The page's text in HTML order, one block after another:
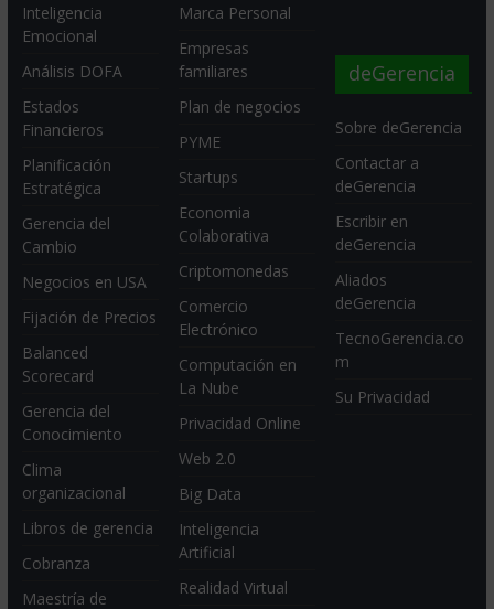
Inteligencia
Emocional
Análisis DOFA
Estados
Financieros
Planificación
Estratégica
Gerencia del
Cambio
Negocios en USA
Fijación de Precios
Balanced
Scorecard
Gerencia del
Conocimiento
Clima
organizacional
Libros de gerencia
Cobranza
Maestría de
Marca Personal
Empresas
familiares
Plan de negocios
PYME
Startups
Economia
Colaborativa
Criptomonedas
Comercio
Electrónico
Computación en
La Nube
Privacidad Online
Web 2.0
Big Data
Inteligencia
Artificial
Realidad Virtual
deGerencia
Sobre deGerencia
Contactar a
deGerencia
Escribir en
deGerencia
Aliados
deGerencia
TecnoGerencia.co
m
Su Privacidad